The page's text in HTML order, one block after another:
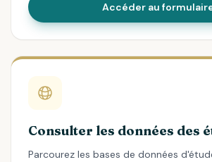
Accéder au
Consulter les données des
Parcourez les bases de données